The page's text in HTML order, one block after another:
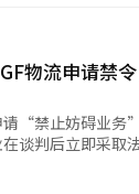
美中技术霸权竞
，劳资和股东若
的动摇与韩国产
合作伙伴、地方
责任。冲突发展至
金计算标准是否
会为谈判伙伴，
业更应具备制度
，产业界对罢工
配比例的声音在
当于年薪50%的
万亿韩元（约合
润测算，奖金规
员工计算，人均
均水平将进一步上升。
物流申请禁
请“禁止妨碍业务
谈判后立即采取
的欺骗。24日，